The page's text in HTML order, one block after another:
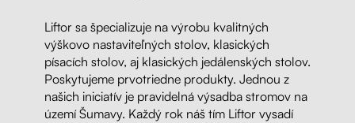
Liftor sa špecializuje na výrobu kvalitných
výškovo nastaviteľných stolov, klasických
písacích stolov, aj klasických jedálenských stolov.
Poskytujeme prvotriedne produkty. Jednou z
našich iniciatív je pravidelná výsadba stromov na
území Šumavy. Každý rok náš tím Liftor vysadí